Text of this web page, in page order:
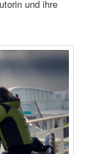
und ihre